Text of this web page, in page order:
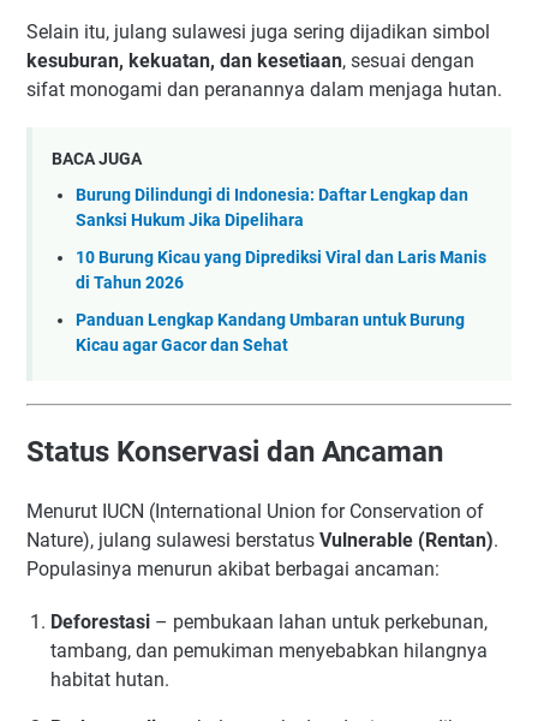
Selain itu, julang sulawesi juga sering dijadikan simbol
kesuburan, kekuatan, dan kesetiaan, sesuai dengan
sifat monogami dan peranannya dalam menjaga hutan.
BACA JUGA
Burung Dilindungi di Indonesia: Daftar Lengkap dan
Sanksi Hukum Jika Dipelihara
10 Burung Kicau yang Diprediksi Viral dan Laris Manis
di Tahun 2026
Panduan Lengkap Kandang Umbaran untuk Burung
Kicau agar Gacor dan Sehat
Status Konservasi dan Ancaman
Menurut IUCN (International Union for Conservation of
Nature), julang sulawesi berstatus Vulnerable (Rentan).
Populasinya menurun akibat berbagai ancaman:
Deforestasi – pembukaan lahan untuk perkebunan,
tambang, dan pemukiman menyebabkan hilangnya
habitat hutan.